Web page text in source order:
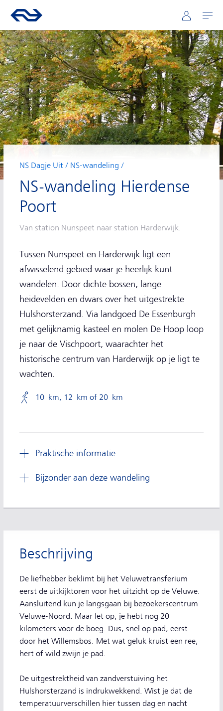
Hoofdnavigatie
Ga naar de homepage van ns.nl Mijn NS
Openen
NS Dagje Uit NS-wandeling
NS-wandeling Hierdense
Poort
Van station Nunspeet naar station Harderwijk.
Tussen Nunspeet en Harderwijk ligt een
afwisselend gebied waar je heerlijk kunt
wandelen. Door dichte bossen, lange
heidevelden en dwars over het uitgestrekte
Hulshorsterzand. Via landgoed De Essenburgh
met gelijknamig kasteel en molen De Hoop loop
je naar de Vischpoort, waarachter het
historische centrum van Harderwijk op je ligt te
wachten.
10 km, 12 km of 20 km
Praktische informatie
Bijzonder aan deze wandeling
Beschrijving
De liefhebber beklimt bij het Veluwetransferium
eerst de uitkijktoren voor het uitzicht op de Veluwe.
Aansluitend kun je langsgaan bij bezoekerscentrum
Veluwe-Noord. Maar let op, je hebt nog 20
kilometers voor de boeg. Dus, snel op pad, eerst
door het Willemsbos. Met wat geluk kruist een ree,
hert of wild zwijn je pad.
De uitgestrektheid van zandverstuiving het
Hulshorsterzand is indrukwekkend. Wist je dat de
temperatuurverschillen hier tussen dag en nacht